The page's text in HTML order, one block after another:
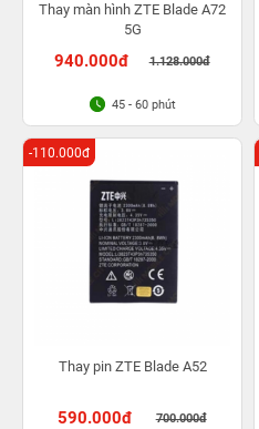
Thay màn hình ZTE Blade A72
5G
940.000đ 1.128.000đ
45 - 60 phút
Thay pin ZTE Blade A52
590.000đ 700.000đ
-110.000đ